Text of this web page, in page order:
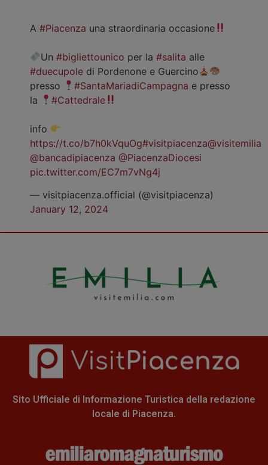
A #Piacenza una straordinaria occasione
Un#bigliettounico per la#salita alle
#duecupole di Pordenone e Guercino
presso
#SantaMariadiCampagna e presso
la
#Cattedrale
info
https://t.co/b7h0kVquOg#visitpiacenza@visitemilia
@bancadipiacenza @PiacenzaDiocesi
pic.twitter.com/EC7m7vNg4j
— visitpiacenza.official (@visitpiacenza)
January 12, 2024
Sito Ufficiale di Informazione Turistica della redazione
locale di Piacenza.